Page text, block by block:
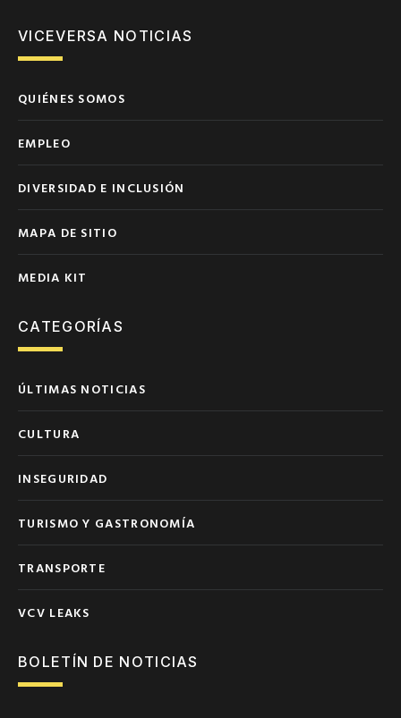
VICEVERSA NOTICIAS
QUIÉNES SOMOS
EMPLEO
DIVERSIDAD E INCLUSIÓN
MAPA DE SITIO
MEDIA KIT
CATEGORÍAS
ÚLTIMAS NOTICIAS
CULTURA
INSEGURIDAD
TURISMO Y GASTRONOMÍA
TRANSPORTE
VCV LEAKS
BOLETÍN DE NOTICIAS